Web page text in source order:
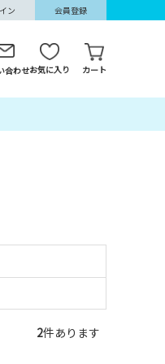
ン 会員登録
合わせお気に入り カート
2件あります